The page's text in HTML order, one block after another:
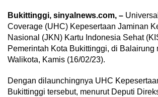
Bukittinggi, sinyalnews.com, –
Coverage (UHC) Kepesertaan Jaminan
Nasional (JKN) Kartu Indonesia Sehat
Pemerintah Kota Bukittinggi, di Balairung
Walikota, Kamis (16/02/23).
Dengan dilaunchingnya UHC
Bukittinggi tersebut, menurut Deputi